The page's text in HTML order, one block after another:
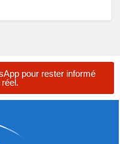
pour rester informé